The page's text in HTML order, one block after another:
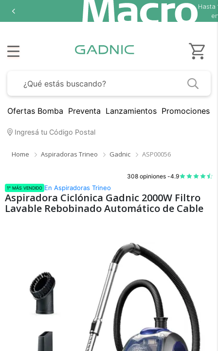
Hasta
Ofertas Bomba Preventa Lanzamientos Promociones
Ingresá tu Código Postal
Home Aspiradoras Trineo Gadnic ASP00056
308 opiniones -4.9
1° MÁS VENDIDO En Aspiradoras Trineo
Aspiradora Ciclónica Gadnic 2000W Filtro
Lavable Rebobinado Automático de Cable